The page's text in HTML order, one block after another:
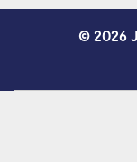
© 2026